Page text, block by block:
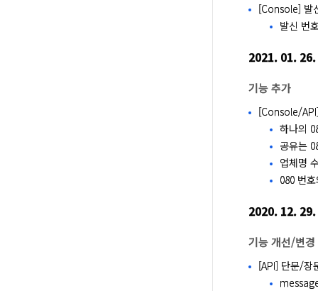
[Console] 발
발신 번
2021. 01. 26.
기능 추가
[Console/
하나의
공유는
업체명
080 번
2020. 12. 29.
기능 개선/변경
[API] 단문/장